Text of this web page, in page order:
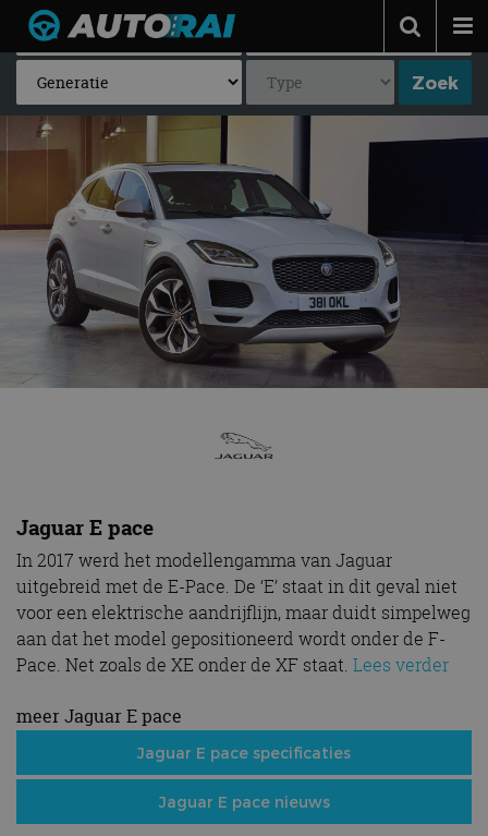
Autonieuws
Podcast
Autotests
Automerken
Adverteren
Contact
MotorRAI.nl
Jaguar E pace
In 2017 werd het modellengamma van Jaguar
uitgebreid met de E-Pace. De ‘E’ staat in dit geval niet
voor een elektrische aandrijflijn, maar duidt simpelweg
aan dat het model gepositioneerd wordt onder de F-
Pace. Net zoals de XE onder de XF staat. Lees verder
meer Jaguar E pace
Jaguar E pace specificaties
Jaguar E pace nieuws